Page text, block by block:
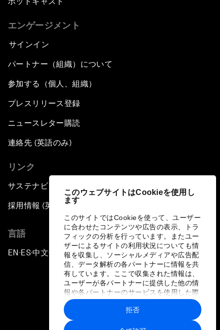
このウェブサイトはCookieを使用し
ます
このサイトではCookieを使って、ユーザー
に合わせたコンテンツや広告の表示、トラ
フィックの分析を行っています。またユー
ザーによるサイトの利用状況についても情
報を収集し、ソーシャルメディアや広告配
信、データ解析の各パートナーに情報を共
有しています。ここで収集された情報は、
ユーザーが各パートナーに提供した他の情
報や各パートナーのサービスを使用した際
に収集された情報と組み合わされ、各パー
トナーによって使用されることがありま
す。
拒否
エンゲージメント
サインイン
パートナー（組織）について
参加する（個人、組織）
プレスリリース登録
ニュースレター購読
連絡先 (英語のみ)
リンク
サステナビリティへの取り組み
採用情報 (英語のみ)
言語
EN ▪ES▪中文▪ 日本語
プライバシーポリシーと利用規約